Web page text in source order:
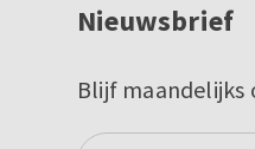
Nieuwsbrief
Blijf maandelijks